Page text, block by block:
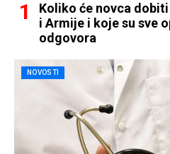
Koliko će novca
i Armije i koje su sve
odgovora
NOVOSTI